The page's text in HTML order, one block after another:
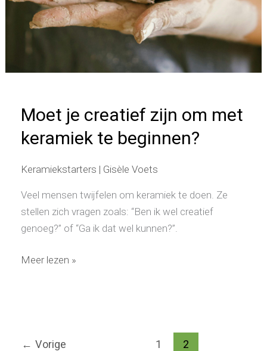
Moet je creatief zijn om met
keramiek te beginnen?
Keramiekstarters | Gisèle Voets
Veel mensen twijfelen om keramiek te doen. Ze
stellen zich vragen zoals: “Ben ik wel creatief
genoeg?” of “Ga ik dat wel kunnen?”.
Meer lezen »
← Vorige 1 2